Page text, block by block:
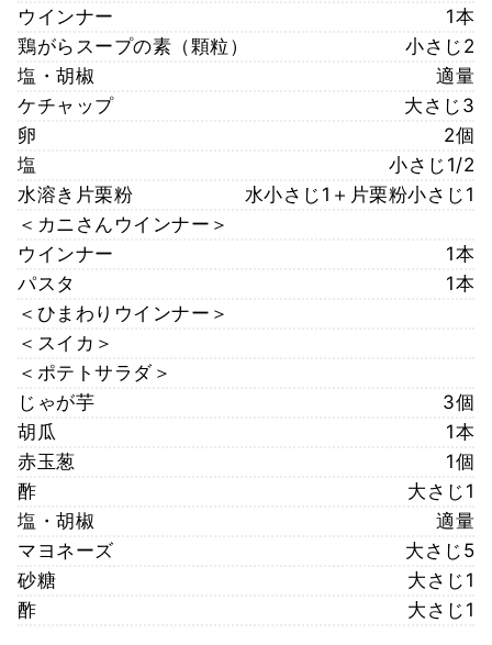
ウインナー
1本
鶏がらスープの素（顆粒）
小さじ2
塩・胡椒
適量
ケチャップ
大さじ3
卵
2個
塩
小さじ1/2
水溶き片栗粉
水小さじ1＋片栗粉小さじ1
＜カニさんウインナー＞
ウインナー
1本
パスタ
1本
＜ひまわりウインナー＞
＜スイカ＞
＜ポテトサラダ＞
じゃが芋
3個
胡瓜
1本
赤玉葱
1個
酢
大さじ1
塩・胡椒
適量
マヨネーズ
大さじ5
砂糖
大さじ1
酢
大さじ1